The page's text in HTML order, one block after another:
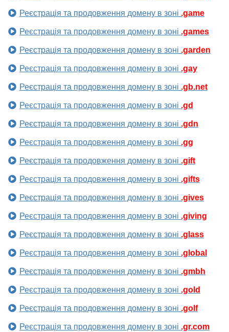
Реєстрація та продовження домену в зоні .game
Реєстрація та продовження домену в зоні .games
Реєстрація та продовження домену в зоні .garden
Реєстрація та продовження домену в зоні .gay
Реєстрація та продовження домену в зоні .gb.net
Реєстрація та продовження домену в зоні .gd
Реєстрація та продовження домену в зоні .gdn
Реєстрація та продовження домену в зоні .gg
Реєстрація та продовження домену в зоні .gift
Реєстрація та продовження домену в зоні .gifts
Реєстрація та продовження домену в зоні .gives
Реєстрація та продовження домену в зоні .giving
Реєстрація та продовження домену в зоні .glass
Реєстрація та продовження домену в зоні .global
Реєстрація та продовження домену в зоні .gmbh
Реєстрація та продовження домену в зоні .gold
Реєстрація та продовження домену в зоні .golf
Реєстрація та продовження домену в зоні .gr.com